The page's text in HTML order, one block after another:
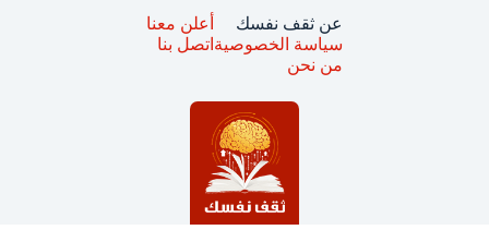
عن ثقف نفسك
سياسة الخصوصية
من نحن
أعلن معنا
اتصل بنا